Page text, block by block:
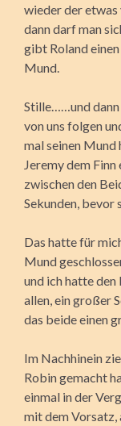
wieder der etwas
dann darf man
gibt Roland
Mund.
Stille……und dann
von uns folgen
mal seinen Mund
Jeremy dem
zwischen den
Sekunden, bevor
Das hatte für
Mund
und ich hatte den
allen, ein großer
das beide einen
Im Nachhinein
Robin gemacht
einmal in der
mit dem Vorsatz,